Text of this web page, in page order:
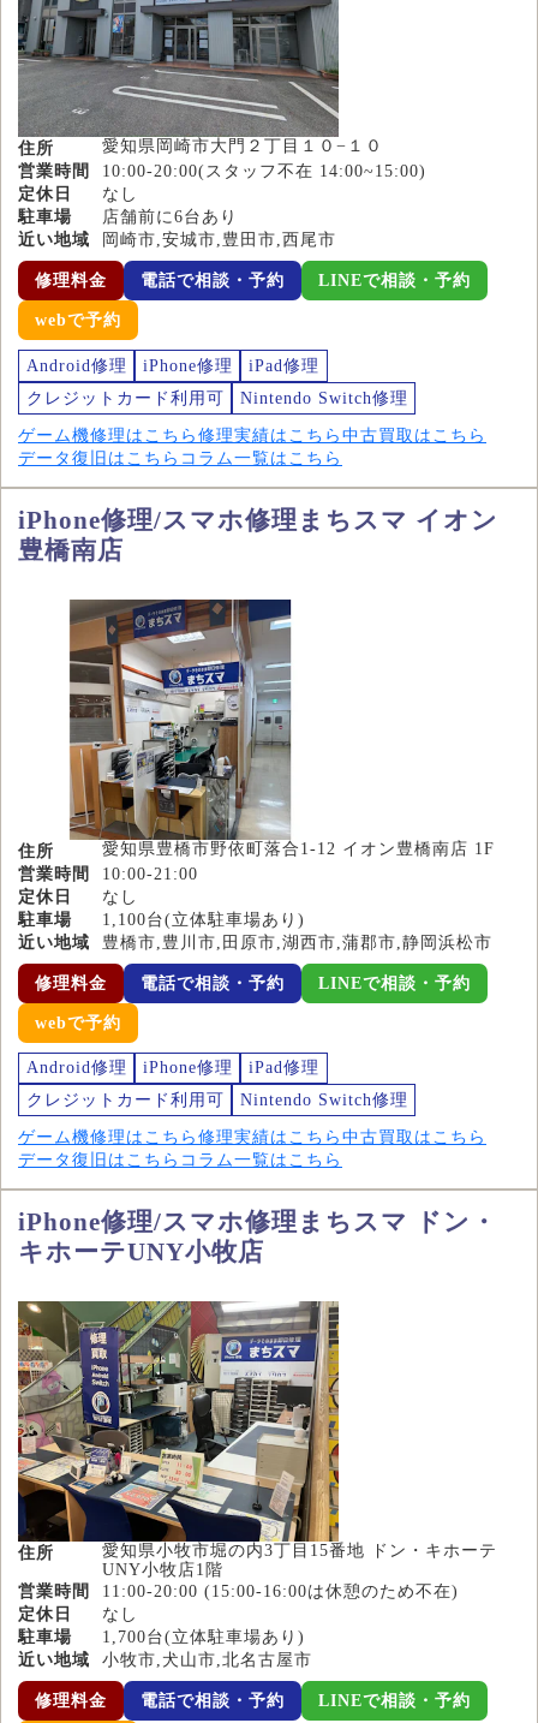
住所
愛知県岡崎市大門２丁目１０−１０
営業時間
10:00-20:00(スタッフ不在 14:00~15:00)
定休日
なし
駐車場
店舗前に6台あり
近い地域
岡崎市,安城市,豊田市,西尾市
修理料金 電話で相談・予約 LINEで相談・予約
webで予約
Android修理 iPhone修理
iPad修理
クレジットカード利用可
Nintendo Switch修理
ゲーム機修理はこちら 修理実績はこちら 中古買取はこちら
データ復旧はこちら コラム一覧はこちら
iPhone修理/スマホ修理まちスマ イオン
豊橋南店
住所
愛知県豊橋市野依町落合1-12 イオン豊橋南店 1F
営業時間
10:00-21:00
定休日
なし
駐車場
1,100台(立体駐車場あり)
近い地域
豊橋市,豊川市,田原市,湖西市,蒲郡市,静岡浜松市
修理料金 電話で相談・予約 LINEで相談・予約
webで予約
Android修理 iPhone修理
iPad修理
クレジットカード利用可
Nintendo Switch修理
ゲーム機修理はこちら 修理実績はこちら 中古買取はこちら
データ復旧はこちら コラム一覧はこちら
iPhone修理/スマホ修理まちスマ ドン・
キホーテUNY小牧店
住所
愛知県小牧市堀の内3丁目15番地 ドン・キホーテ
UNY小牧店1階
営業時間
11:00-20:00 (15:00-16:00は休憩のため不在)
定休日
なし
駐車場
1,700台(立体駐車場あり)
近い地域
小牧市,犬山市,北名古屋市
修理料金 電話で相談・予約 LINEで相談・予約